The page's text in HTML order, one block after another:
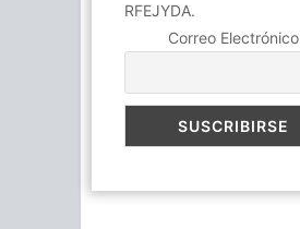
RFEJYDA.
Correo Electrónico